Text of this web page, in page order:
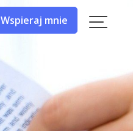
Wspieraj mnie